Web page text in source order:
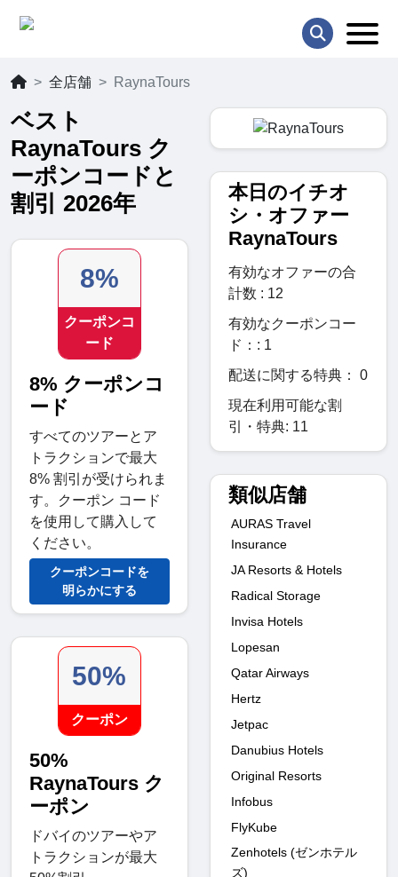
全店舗 RaynaTours
ベスト
RaynaTours ク
ーポンコードと
割引 2026年
8%
クーポンコ
ード
8% クーポンコ
ード
すべてのツアーとア
トラクションで最大
8% 割引が受けられま
す。クーポン コード
を使用して購入して
ください。
クーポンコードを
明らかにする
50%
クーポン
50%
RaynaTours ク
ーポン
ドバイのツアーやア
トラクションが最大
本日のイチオ
シ・オファー
RaynaTours
有効なオファーの合
計数 : 12
有効なクーポンコー
ド：: 1
配送に関する特典： 0
現在利用可能な割
引・特典: 11
類似店舗
AURAS Travel
Insurance
JA Resorts & Hotels
Radical Storage
Invisa Hotels
Lopesan
Qatar Airways
Hertz
Jetpac
Danubius Hotels
Original Resorts
Infobus
FlyKube
Zenhotels (ゼンホテル
ズ)